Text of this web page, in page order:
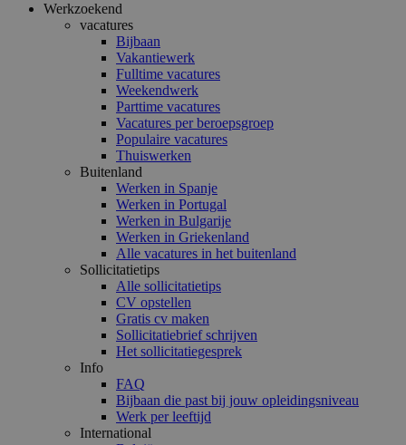
Werkzoekend
vacatures
Bijbaan
Vakantiewerk
Fulltime vacatures
Weekendwerk
Parttime vacatures
Vacatures per beroepsgroep
Populaire vacatures
Thuiswerken
Buitenland
Werken in Spanje
Werken in Portugal
Werken in Bulgarije
Werken in Griekenland
Alle vacatures in het buitenland
Sollicitatietips
Alle sollicitatietips
CV opstellen
Gratis cv maken
Sollicitatiebrief schrijven
Het sollicitatiegesprek
Info
FAQ
Bijbaan die past bij jouw opleidingsniveau
Werk per leeftijd
International